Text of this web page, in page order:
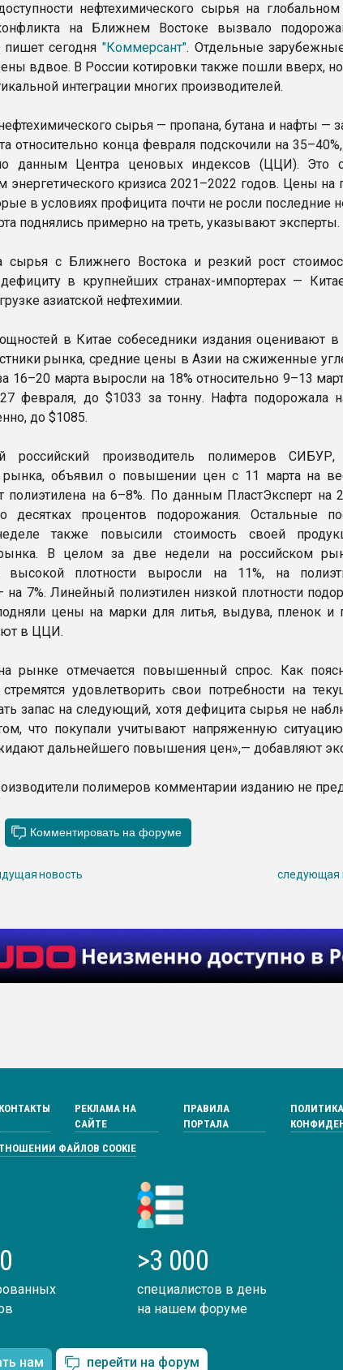
нефтехимического сырья на
на Ближнем Востоке вызвало
сегодня "Коммерсант". Отдельные
вдвое. В России котировки также пошли вверх, но
интеграции многих производителей.
сырья — пропана, бутана и нафты —
относительно конца февраля подскочили на
данным Центра ценовых индексов (ЦЦИ). Это
энергетического кризиса 2021–2022 годов. Цены
в условиях профицита почти не росли последние
поднялись примерно на треть, указывают эксперты.
сырья с Ближнего Востока и резкий рост
в крупнейших странах-импортерах —
азиатской нефтехимии.
в Китае собеседники издания оценивают в
рынка, средние цены в Азии на сжиженные
16–20 марта выросли на 18% относительно 9–13
февраля, до $1033 за тонну. Нафта подорожала
до $1085.
российский производитель полимеров
рынка, объявил о повышении цен с 11 марта на
полиэтилена на 6–8%. По данным ПластЭксперт на
десятках процентов подорожания. Остальные
также повысили стоимость своей
рынка. В целом за две недели на российском
высокой плотности выросли на 11%, на
на 7%. Линейный полиэтилен низкой плотности
цены на марки для литья, выдува, пленок и
в ЦЦИ.
рынке отмечается повышенный спрос. Как
стремятся удовлетворить свои потребности на
запас на следующий, хотя дефицита сырья не
что покупали учитывают напряженную
дальнейшего повышения цен»,— добавляют
полимеров комментарии изданию не
новость следующая
КОНТАКТЫ
РЕКЛАМА НА
САЙТЕ
ПРАВИЛА
ПОРТАЛА
ПОЛИТИКА
ФАЙЛОВ COOKIE
>3 000
специалистов в день
на нашем форуме
нам перейти на форум